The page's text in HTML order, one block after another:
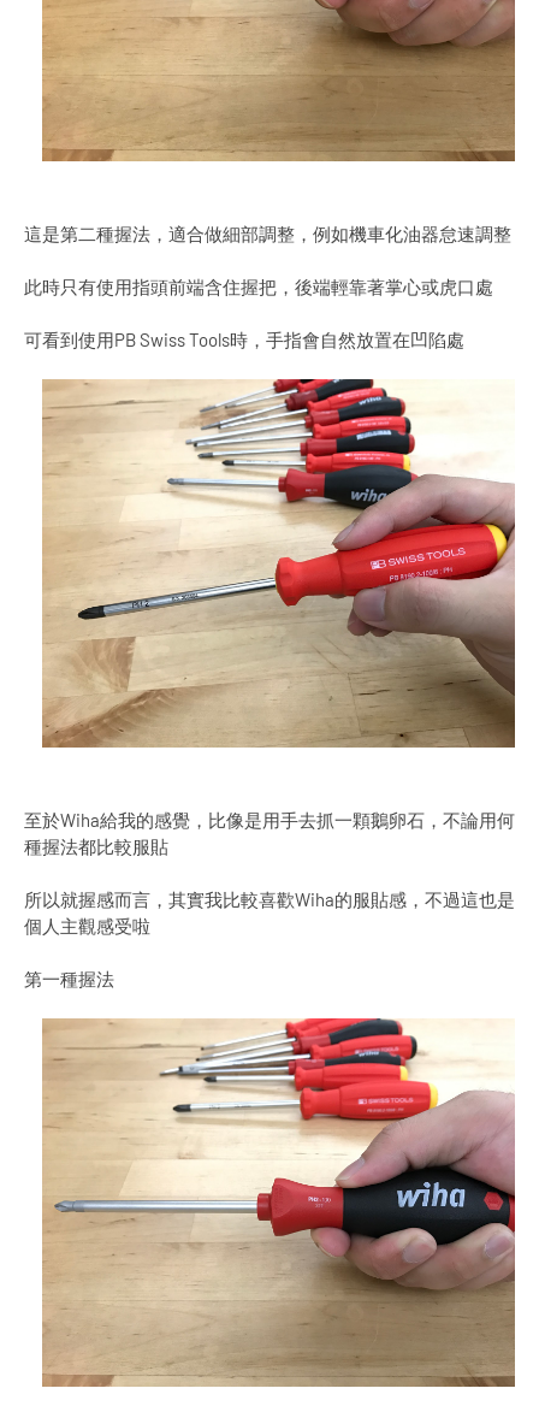
這是第二種握法，適合做細部調整，例如機車化油器怠速調整
此時只有使用指頭前端含住握把，後端輕靠著掌心或虎口處
可看到使用PB Swiss Tools時，手指會自然放置在凹陷處
至於Wiha給我的感覺，比像是用手去抓一顆鵝卵石，不論用何
種握法都比較服貼
所以就握感而言，其實我比較喜歡Wiha的服貼感，不過這也是
個人主觀感受啦
第一種握法